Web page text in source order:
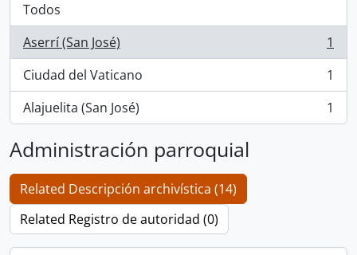
Todos
Aserrí (San José)
, 1 resultados
1
Ciudad del Vaticano
, 1 resultados
1
Alajuelita (San José)
, 1 resultados 1
Administración parroquial
Related Descripción archivística (14)
Related Registro de autoridad (0)